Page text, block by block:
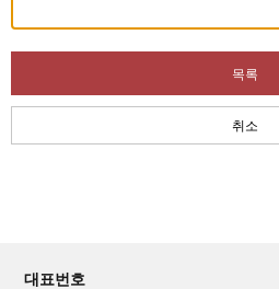
목록
취소
대표번호